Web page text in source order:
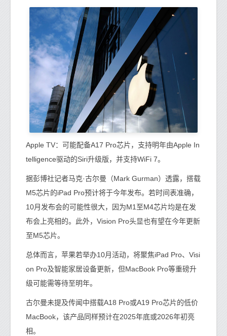
Apple TV：可能配备A17 Pro芯片，支持明年由Apple In
telligence驱动的Siri升级版，并支持WiFi 7。
据彭博社记者马克·古尔曼（Mark Gurman）透露，搭载
M5芯片的iPad Pro预计将于今年发布。若时间表准确，
10月发布会的可能性很大，因为M1至M4芯片均是在发
布会上亮相的。此外，Vision Pro头显也有望在今年更新
至M5芯片。
总体而言，苹果若举办10月活动，将聚焦iPad Pro、Visi
on Pro及智能家居设备更新，但MacBook Pro等重磅升
级可能需等待至明年。
古尔曼未提及传闻中搭载A18 Pro或A19 Pro芯片的低价
MacBook，该产品同样预计在2025年底或2026年初亮
相。